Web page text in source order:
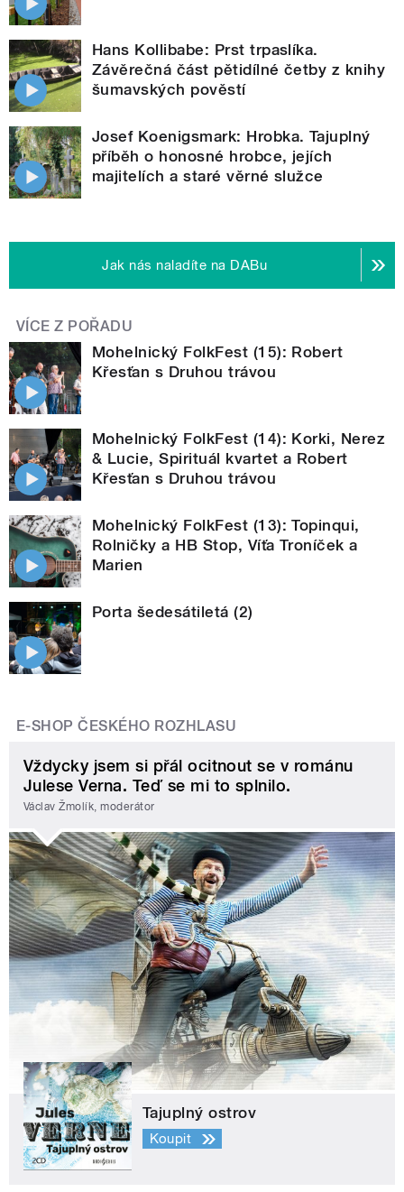
Hans Kollibabe: Prst trpaslíka.
Závěrečná část pětidílné četby z knihy
šumavských pověstí
Josef Koenigsmark: Hrobka. Tajuplný
příběh o honosné hrobce, jejích
majitelích a staré věrné služce
Jak nás naladíte na DABu
VÍCE Z POŘADU
Mohelnický FolkFest (15): Robert
Křesťan s Druhou trávou
Mohelnický FolkFest (14): Korki, Nerez
& Lucie, Spirituál kvartet a Robert
Křesťan s Druhou trávou
Mohelnický FolkFest (13): Topinqui,
Rolničky a HB Stop, Víťa Troníček a
Marien
Porta šedesátiletá (2)
E-SHOP ČESKÉHO ROZHLASU
Vždycky jsem si přál ocitnout se v románu
Julese Verna. Teď se mi to splnilo.
Václav Žmolík, moderátor
Tajuplný ostrov
Koupit